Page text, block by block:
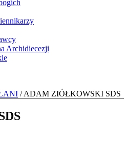
Archidiecezji
/ ADAM ZIÓŁKOWSKI SDS